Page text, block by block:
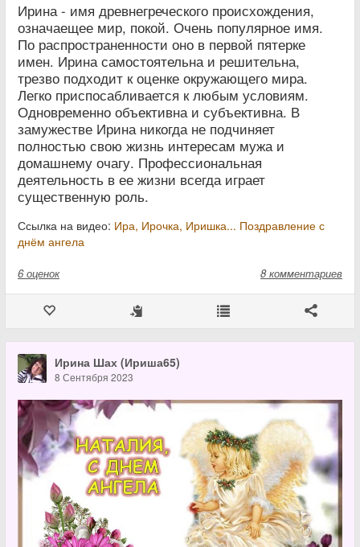
Ирина - имя древнегреческого происхождения,
означаещее мир, покой. Очень популярное имя.
По распространенности оно в первой пятерке
имен. Ирина самостоятельна и решительна,
трезво подходит к оценке окружающего мира.
Легко приспосабливается к любым условиям.
Одновременно объективна и субъективна. В
замужестве Ирина никогда не подчиняет
полностью свою жизнь интересам мужа и
домашнему очагу. Профессиональная
деятельность в ее жизни всегда играет
существенную роль.
Ссылка на видео: Ира, Ирочка, Иришка... Поздравление с
днём ангела
6 оценок 8 комментариев
Ирина Шах (Ириша65)
8 Сентября 2023